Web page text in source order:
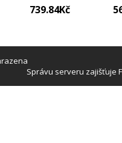
739.84Kč
Správu serveru zajišťuje